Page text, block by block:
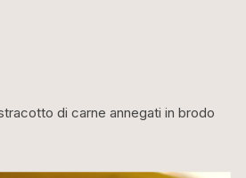
di carne annegati in brodo